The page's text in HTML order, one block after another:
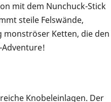
mit dem Nunchuck-Stick
steile Felswände,
Ketten, die den
Adventure!
Knobeleinlagen. Der